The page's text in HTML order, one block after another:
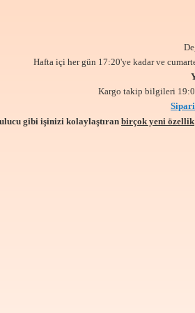
Hafta içi her gün 17:20'ye kadar ve
Kargo takip bilgileri
gibi işinizi kolaylaştıran birçok yeni özellik